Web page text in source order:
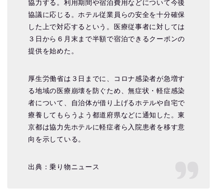
協力する。利用期間や宿泊費用などについて今後
協議に応じる。ホテル従業員らの安全を十分確保
した上で対応するという。医療従事者に対しては
３日から６月末まで半額で宿泊できるクーポンの
提供を始めた。
厚生労働省は３日までに、コロナ感染者が急増す
る地域の医療崩壊を防ぐため、無症状・軽症感染
者について、自治体が借り上げるホテルや自宅で
療養してもらうよう都道府県などに通知した。東
京都は協力先ホテルに軽症者ら入院患者を移す意
向を示している。
出典：乗り物ニュース